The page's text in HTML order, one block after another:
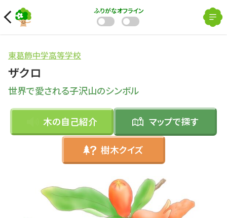
ふりがなオフライン
東葛飾中学高等学校
ザクロ
世界で愛される子沢山のシンボル
木の自己紹介 マップで探す
樹木クイズ